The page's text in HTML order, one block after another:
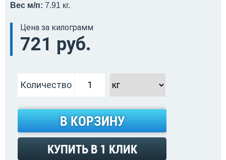
Вес м/п: 7.91 кг.
Цена за килограмм
721 руб.
Количество
В КОРЗИНУ
КУПИТЬ В 1 КЛИК